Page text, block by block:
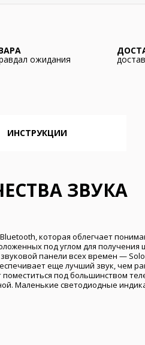
ожидания
ИНСТРУКЦИИ
ЗВУКА
которая облегчает
под углом для получения
панели всех времен —
еще лучший звук, чем
под большинством
Маленькие светодиодные